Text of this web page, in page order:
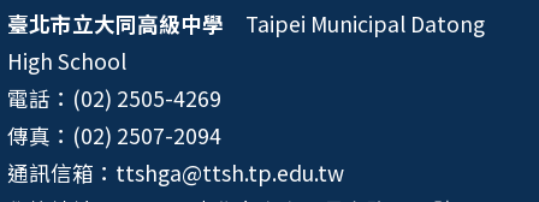
臺北市立大同高級中學 Taipei Municipal Datong
High School
電話：(02) 2505-4269
傳真：(02) 2507-2094
通訊信箱：ttshga@ttsh.tp.edu.tw